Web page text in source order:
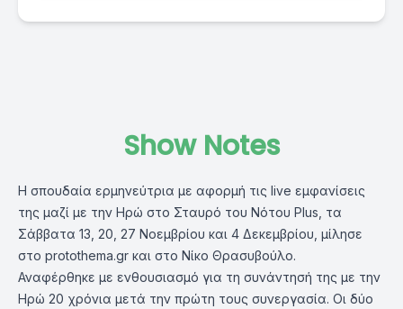
Show Notes
Η σπουδαία ερμηνεύτρια με αφορμή τις live εμφανίσεις
της μαζί με την Ηρώ στο Σταυρό του Νότου Plus, τα
Σάββατα 13, 20, 27 Νοεμβρίου και 4 Δεκεμβρίου, μίλησε
στο protothema.gr και στο Νίκο Θρασυβούλο.
Αναφέρθηκε με ενθουσιασμό για τη συνάντησή της με την
Ηρώ 20 χρόνια μετά την πρώτη τους συνεργασία. Οι δύο